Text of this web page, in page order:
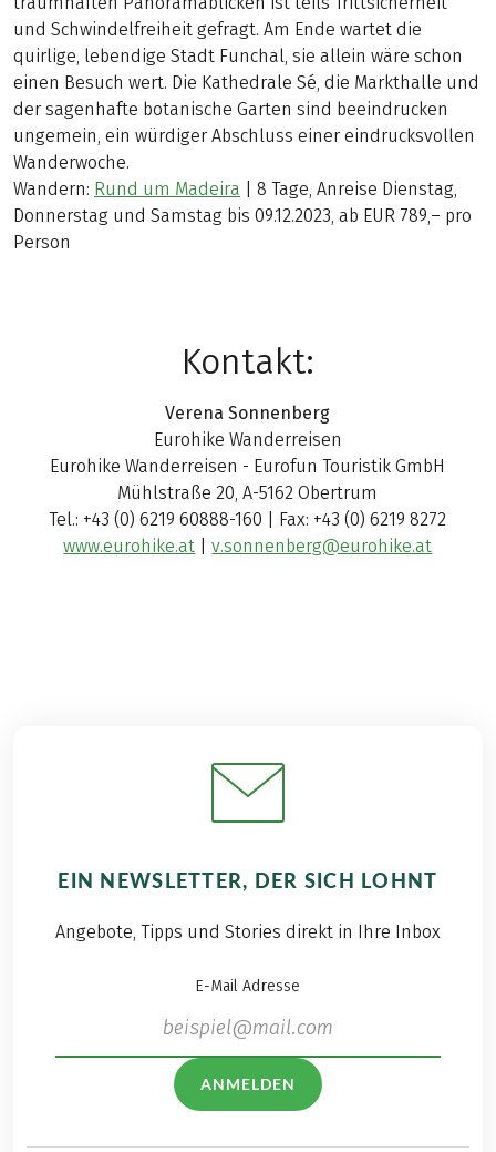
und Schwindelfreiheit gefragt. Am Ende wartet die
quirlige, lebendige Stadt Funchal, sie allein wäre schon
einen Besuch wert. Die Kathedrale Sé, die Markthalle und
der sagenhafte botanische Garten sind beeindrucken
ungemein, ein würdiger Abschluss einer eindrucksvollen
Wanderwoche.
Wandern: Rund um Madeira | 8 Tage, Anreise Dienstag,
Donnerstag und Samstag bis 09.12.2023, ab EUR 789,– pro
Person
Kontakt:
Verena Sonnenberg
Eurohike Wanderreisen
Eurohike Wanderreisen - Eurofun Touristik GmbH
Mühlstraße 20, A-5162 Obertrum
Tel.: +43 (0) 6219 60888-160 | Fax: +43 (0) 6219 8272
www.eurohike.at |v.sonnenberg@eurohike.at
EIN NEWSLETTER, DER SICH LOHNT
Angebote, Tipps und Stories direkt in Ihre Inbox
E-Mail Adresse
ANMELDEN